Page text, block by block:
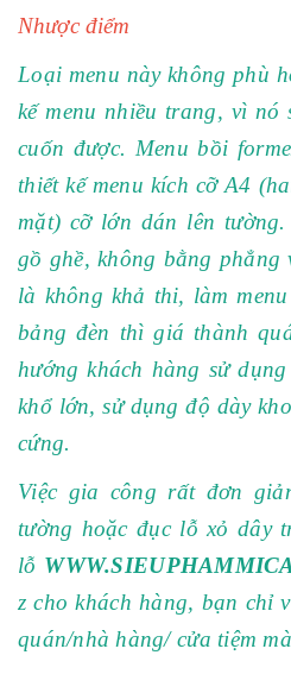
Nhược điểm
Loại menu này không phù
kế menu nhiều trang, vì nó
cuốn được. Menu bồi
thiết kế menu kích cỡ A4
mặt) cỡ lớn dán lên
gồ ghề, không bằng phẳng
là không khả thi, làm
bảng đèn thì giá thành
hướng khách hàng sử
khổ lớn, sử dụng độ dày
cứng.
Việc gia công rất đơn
tường hoặc đục lỗ xỏ dây
lỗ
z cho khách hàng, bạn chỉ
quán/nhà hàng/ cửa tiệm